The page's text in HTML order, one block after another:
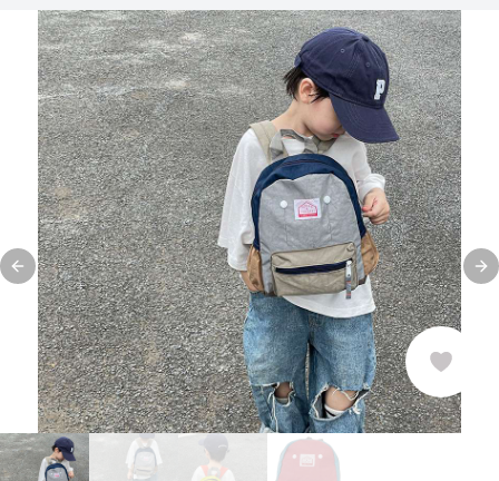
Previous slide